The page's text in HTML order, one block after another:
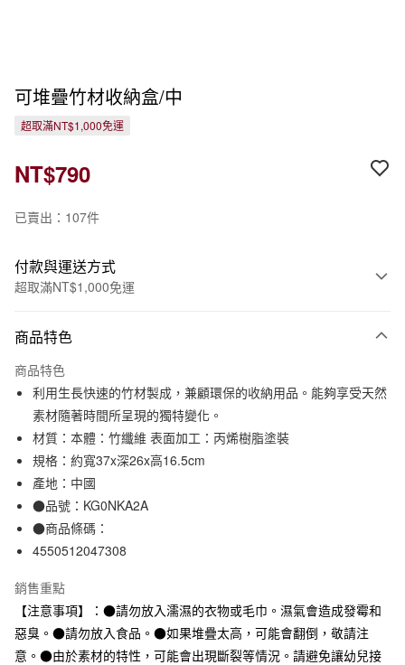
可堆疊竹材收納盒/中
超取滿NT$1,000免運
NT$790
已賣出：107件
付款與運送方式
超取滿NT$1,000免運
信用卡一次付款
信用卡分期付款
3 期 0 利率 每期NT$263
合作金庫商業銀行
第一商業銀行
華南商業銀行
上海商業儲蓄銀行
臺灣中小企業銀行
匯豐（台灣）商業銀行
聯邦商業銀行
玉山商業銀行
台新國際商業銀行
中國信託商業銀行
台灣樂天信用卡公司
超商取貨付款
LINE Pay
Apple Pay
街口支付
悠遊付
運送方式
全家取貨付款
商品特色
商品特色
利用生長快速的竹材製成，兼顧環保的收納用品。能夠享受天然
素材隨著時間所呈現的獨特變化。
材質：本體：竹纖維 表面加工：丙烯樹脂塗裝
規格：約寬37x深26x高16.5cm
產地：中國
●品號：KG0NKA2A
●商品條碼：
4550512047308
銷售重點
【注意事項】：●請勿放入濡濕的衣物或毛巾。濕氣會造成發霉和
惡臭。●請勿放入食品。●如果堆疊太高，可能會翻倒，敬請注
意。●由於素材的特性，可能會出現斷裂等情況。請避免讓幼兒接